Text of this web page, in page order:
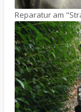
Reparatur am